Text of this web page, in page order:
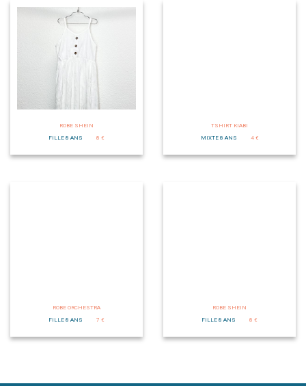
ROBE SHEIN
FILLE 8 ANS
8 €
TSHIRT KIABI
MIXTE 8 ANS
4 €
ROBE ORCHESTRA
FILLE 8 ANS
7 €
ROBE SHEIN
FILLE 8 ANS
8 €